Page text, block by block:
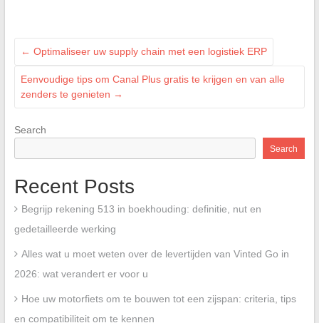
← Optimaliseer uw supply chain met een logistiek ERP
Eenvoudige tips om Canal Plus gratis te krijgen en van alle
zenders te genieten →
Search
Search
Recent Posts
Begrijp rekening 513 in boekhouding: definitie, nut en
gedetailleerde werking
Alles wat u moet weten over de levertijden van Vinted Go in
2026: wat verandert er voor u
Hoe uw motorfiets om te bouwen tot een zijspan: criteria, tips
en compatibiliteit om te kennen